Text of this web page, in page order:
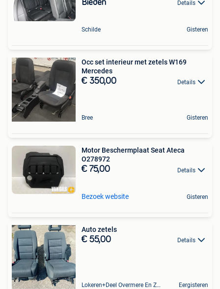
Bieden Details
Schilde Gisteren
Occ set interieur met zetels W169
Mercedes
€ 350,00 Details
Bree Gisteren
Motor Beschermplaat Seat Ateca
O278972
€ 75,00 Details
Bezoek website Gisteren
Auto zetels
€ 55,00 Details
Lokeren+Deel Overmere En Zele Eergisteren